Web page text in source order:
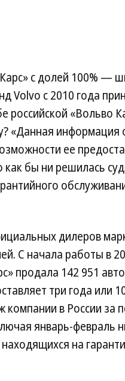
с долей 100% —
Volvo c 2010 года
российской «Вольво
«Данная информация
ее
бы ни решилась
дилеров
С начала работы в
продала 142 951
три года или
в России за
январь-февраль
на